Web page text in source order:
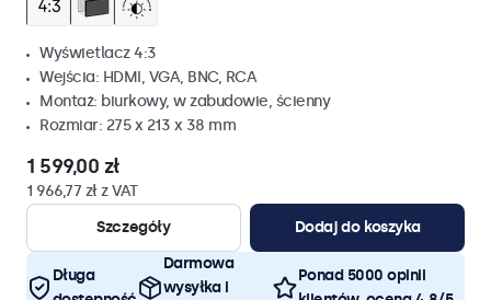
Wyświetlacz 4:3
Wejścia: HDMI, VGA, BNC, RCA
Montaż: biurkowy, w zabudowie, ścienny
Rozmiar: 275 x 213 x 38 mm
1 599,00 zł
1 966,77 zł z VAT
Szczegóły
Dodaj do koszyka
Długa
Darmowa
wysyłka i
Ponad 5000 opinii